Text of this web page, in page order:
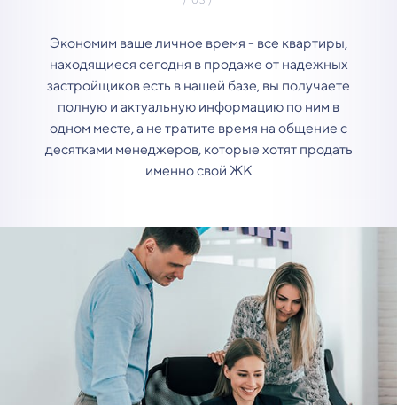
Экономим ваше личное время - все квартиры,
находящиеся сегодня в продаже от надежных
застройщиков есть в нашей базе, вы получаете
полную и актуальную информацию по ним в
одном месте, а не тратите время на общение с
десятками менеджеров, которые хотят продать
именно свой ЖК